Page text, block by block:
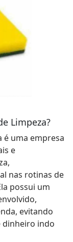
Limpeza?
uma empresa
e
nas rotinas de
possui um
evitando
dinheiro indo